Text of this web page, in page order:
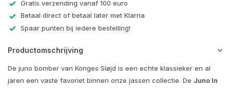
Gratis verzending vanaf 100 euro
Betaal direct of betaal later met Klarna
Spaar punten bij iedere bestelling!
Productomschrijving
De juno bomber van Konges Sløjd is een echte klassieker en al
jaren een vaste favoriet binnen onze jassen collectie. De Juno In